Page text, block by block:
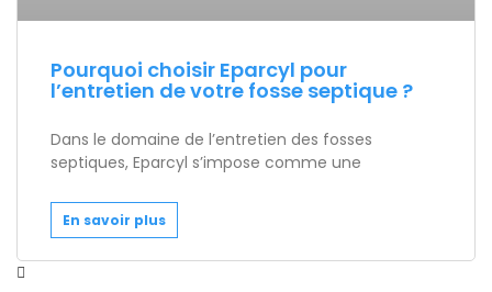
Pourquoi choisir Eparcyl pour
l’entretien de votre fosse septique ?
Dans le domaine de l’entretien des fosses
septiques, Eparcyl s’impose comme une
En savoir plus